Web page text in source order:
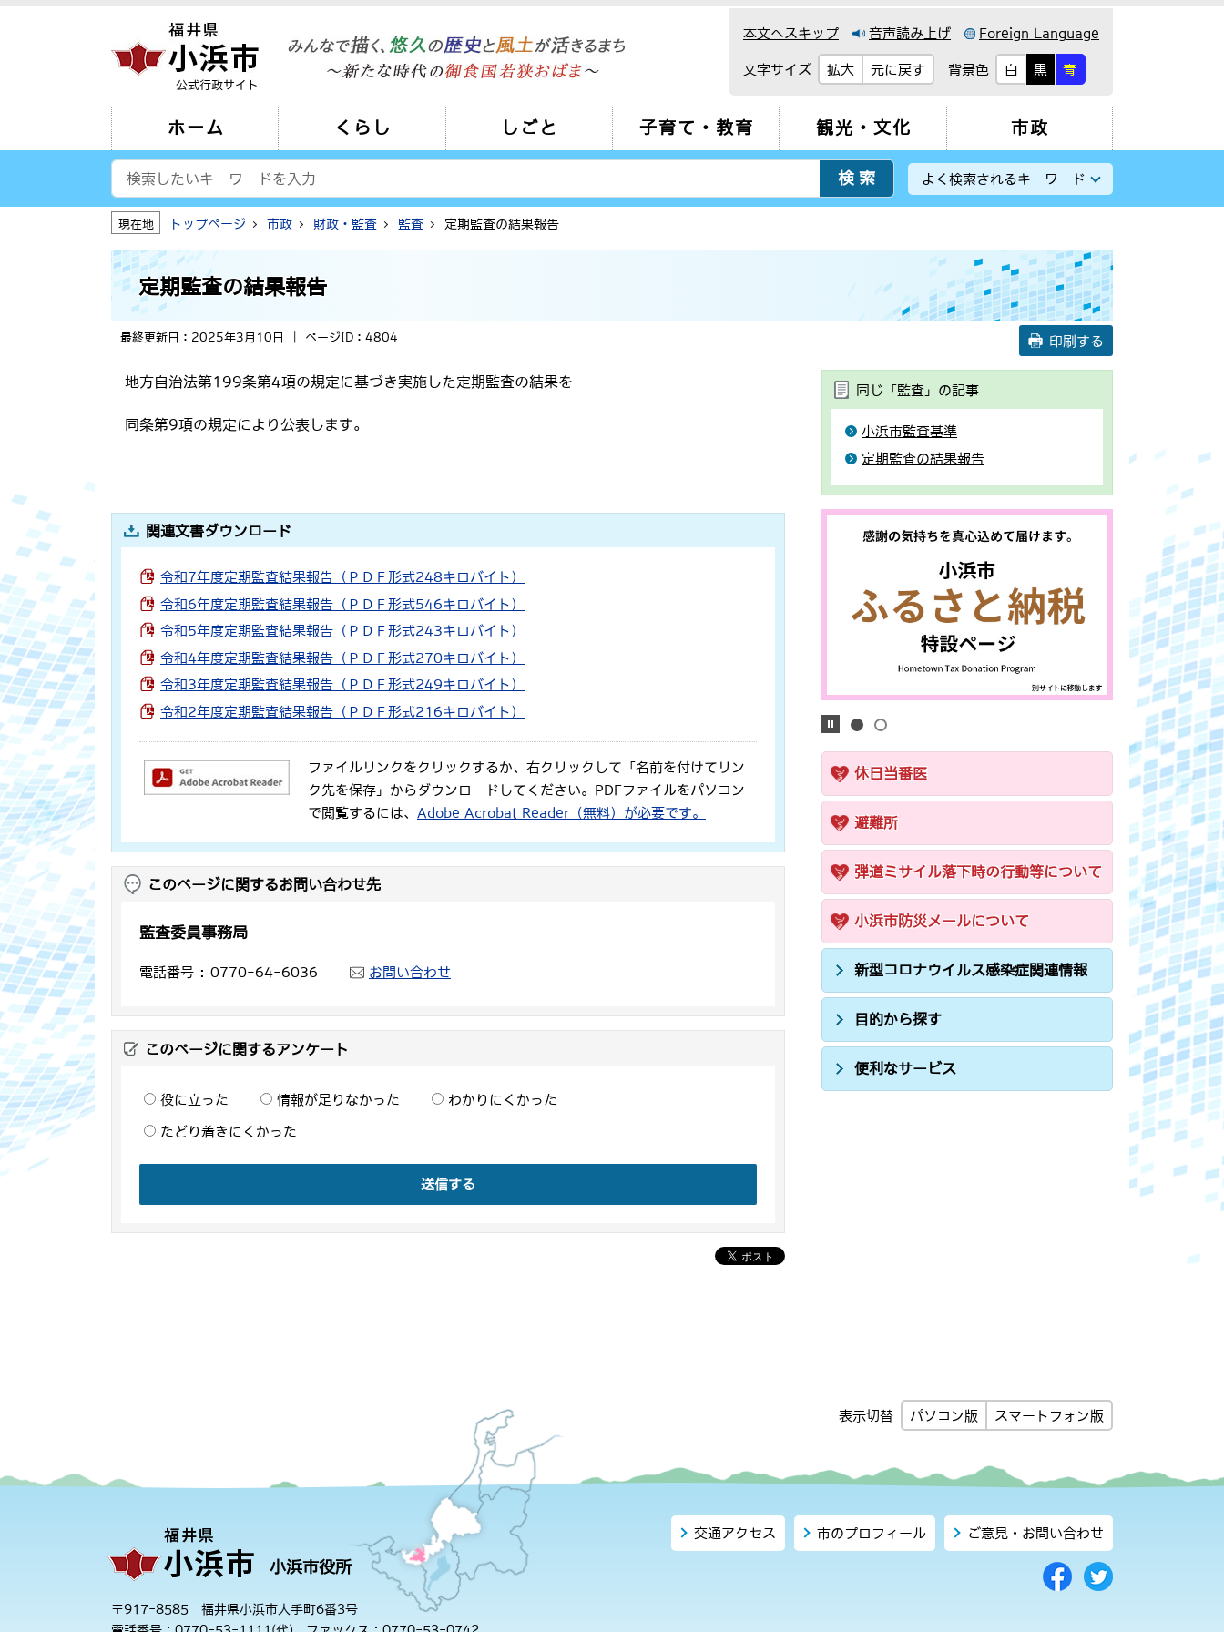
公式行政サイト
本文へスキップ 音声読み上げ Foreign Language
文字サイズ 拡大 元に戻す 背景色 白 黒 青
ホーム くらし しごと 子育て・教育 観光・文化 市政
よく検索されるキーワード
現在地 トップページ 市政 財政・監査 監査 定期監査の結果報告
定期監査の結果報告
最終更新日：2025年3月10日 ページID：4804 印刷する
地方自治法第199条第4項の規定に基づき実施した定期監査の結果を
同条第9項の規定により公表します。
関連文書ダウンロード
令和7年度定期監査結果報告（ＰＤＦ形式248キロバイト）
令和6年度定期監査結果報告（ＰＤＦ形式546キロバイト）
令和5年度定期監査結果報告（ＰＤＦ形式243キロバイト）
令和4年度定期監査結果報告（ＰＤＦ形式270キロバイト）
令和3年度定期監査結果報告（ＰＤＦ形式249キロバイト）
令和2年度定期監査結果報告（ＰＤＦ形式216キロバイト）
ファイルリンクをクリックするか、右クリックして「名前を付けてリン
ク先を保存」からダウンロードしてください。PDFファイルをパソコン
で閲覧するには、 Adobe Acrobat Reader（無料）が必要です。
このページに関するお問い合わせ先
監査委員事務局
電話番号 0770-64-6036 お問い合わせ
このページに関するアンケート
役に立った 情報が足りなかった わかりにくかった
たどり着きにくかった
送信する
同じ「監査」の記事
小浜市監査基準
定期監査の結果報告
休日当番医
避難所
弾道ミサイル落下時の行動等について
小浜市防災メールについて
新型コロナウイルス感染症関連情報
目的から探す
便利なサービス
表示切替 パソコン版 スマートフォン版
小浜市役所
〒917-8585 福井県小浜市大手町6番3号
交通アクセス 市のプロフィール ご意見・お問い合わせ